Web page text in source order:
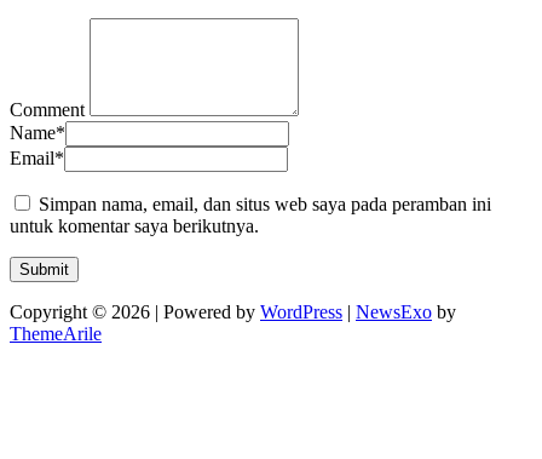
Comment
Name*
Email*
Simpan nama, email, dan situs web saya pada peramban ini
untuk komentar saya berikutnya.
Copyright © 2026 | Powered by WordPress | NewsExo by
ThemeArile